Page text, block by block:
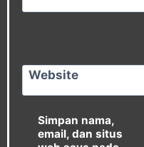
Website
Simpan nama,
email, dan situs